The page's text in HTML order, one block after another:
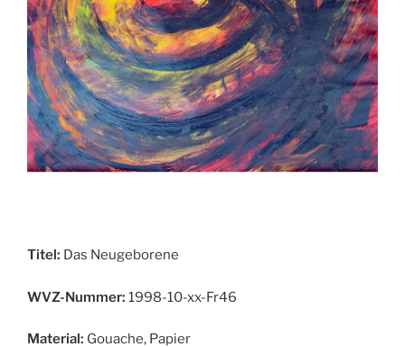
Titel: Das Neugeborene
WVZ-Nummer: 1998-10-xx-Fr46
Material: Gouache, Papier